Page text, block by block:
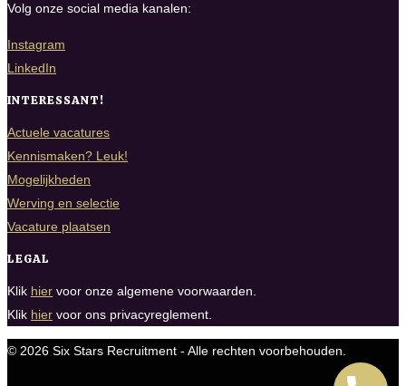
Volg onze social media kanalen:
Instagram
LinkedIn
INTERESSANT!
Actuele vacatures
Kennismaken? Leuk!
Mogelijkheden
Werving en selectie
Vacature plaatsen
LEGAL
Klik hier voor onze algemene voorwaarden.
Klik hier voor ons privacyreglement.
© 2026 Six Stars Recruitment - Alle rechten voorbehouden.